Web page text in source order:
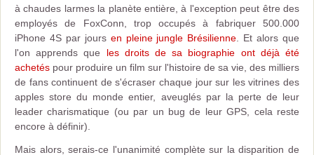
à chaudes larmes la planète entière, à l'exception peut être des
employés de FoxConn, trop occupés à fabriquer 500.000
iPhone 4S par jours en pleine jungle Brésilienne . Et alors que
l'on apprends que les droits de sa biographie ont déjà été
achetés pour produire un film sur l'histoire de sa vie, des milliers
de fans continuent de s'écraser chaque jour sur les vitrines des
apples store du monde entier, aveuglés par la perte de leur
leader charismatique (ou par un bug de leur GPS, cela reste
encore à définir).
Mais alors, serais-ce l'unanimité complète sur la disparition de